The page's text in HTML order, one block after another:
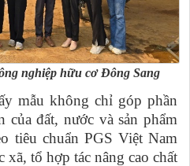
nghiệp hữu cơ Đông Sang
không chỉ góp phần
của đất, nước và sản phẩm
tiêu chuẩn PGS Việt Nam
xã, tổ hợp tác nâng cao chất